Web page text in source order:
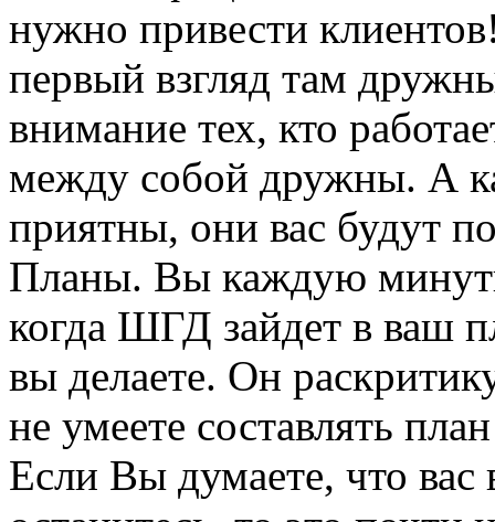
нужно привести
первый взгляд там
внимание тех, кто
между собой дружны. А
приятны, они вас будут
Планы. Вы каждую
когда ШГД зайдет в ваш
вы делаете. Он
не умеете составлять
Если Вы думаете, что вас